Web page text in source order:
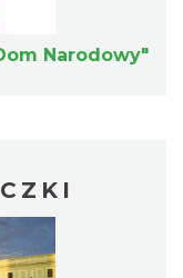
w
Narodowy"